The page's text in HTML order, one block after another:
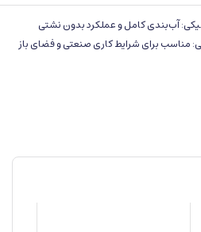
آب‌بندی کامل و عملکرد بدون نشتی
مناسب برای شرایط کاری صنعتی و فضای باز